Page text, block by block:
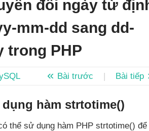
đổi ngày từ
mm-dd sang dd-
trong PHP
Bài trước | Bài tiếp
hàm strtotime()
thể sử dụng hàm PHP strtotime() để